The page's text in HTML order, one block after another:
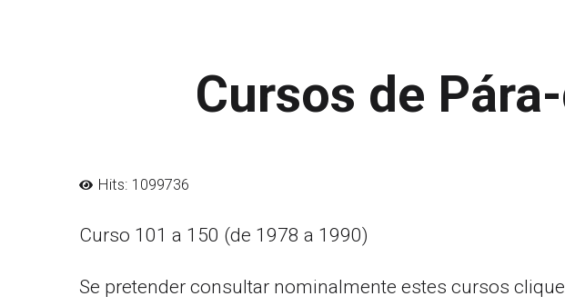
Cursos de
Hits: 1099736
Curso 101 a 150 (de 1978 a 1990)
Se pretender consultar nominalmente estes cursos clique